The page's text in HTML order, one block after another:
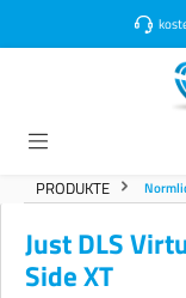
PRODUKTE
Just DLS
Side XT